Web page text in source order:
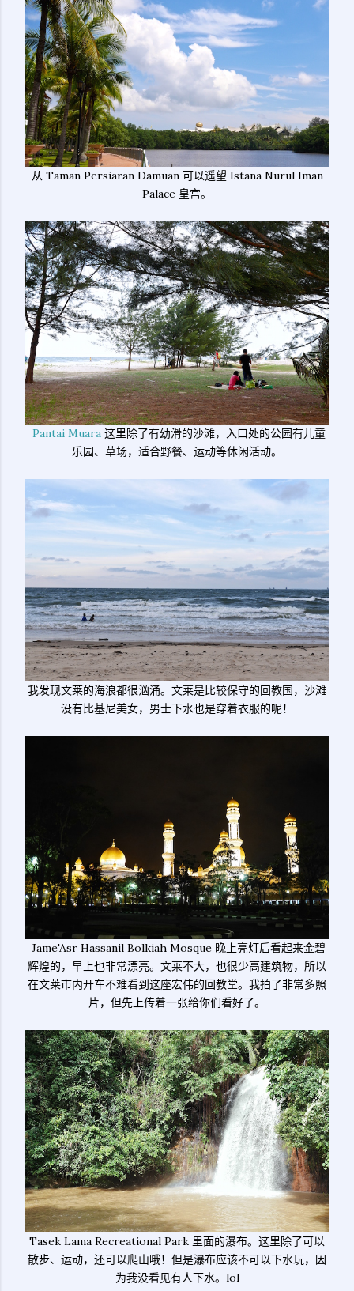
从 Taman Persiaran Damuan 可以遥望 Istana Nurul Iman
Palace 皇宫。
Pantai Muara这里除了有幼滑的沙滩，入口处的公园有儿童
乐园、草场，适合野餐、运动等休闲活动。
我发现文莱的海浪都很汹涌。文莱是比较保守的回教国，沙滩
没有比基尼美女，男士下水也是穿着衣服的呢！
Jame'Asr Hassanil Bolkiah Mosque 晚上亮灯后看起来金碧
辉煌的，早上也非常漂亮。文莱不大，也很少高建筑物，所以
在文莱市内开车不难看到这座宏伟的回教堂。我拍了非常多照
片，但先上传着一张给你们看好了。
Tasek Lama Recreational Park 里面的瀑布。这里除了可以
散步、运动，还可以爬山哦！但是瀑布应该不可以下水玩，因
为我没看见有人下水。lol